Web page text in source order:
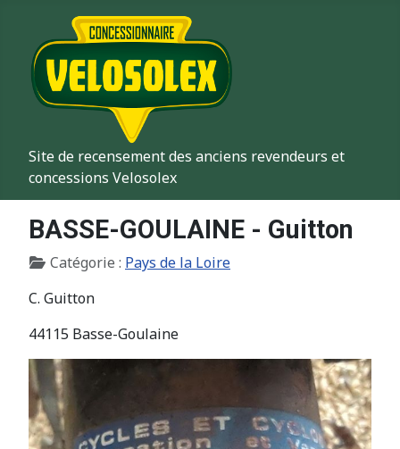
Site de recensement des anciens revendeurs et
concessions Velosolex
BASSE-GOULAINE - Guitton
Détails
Catégorie : Pays de la Loire
C. Guitton
44115 Basse-Goulaine